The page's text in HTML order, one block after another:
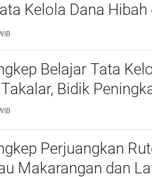
Kelola Dana
Belajar Tata
Bidik
Perjuangkan
Makarangan dan